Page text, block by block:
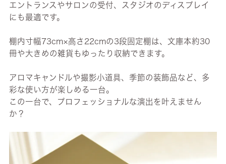
エントランスやサロンの受付、スタジオのディスプレイ
にも最適です。
棚内寸幅73cm×高さ22cmの3段固定棚は、文庫本約30
冊や大きめの雑貨もゆったり収納できます。
アロマキャンドルや撮影小道具、季節の装飾品など、多
彩な使い方が楽しめる一台。
この一台で、プロフェッショナルな演出を叶えません
か？